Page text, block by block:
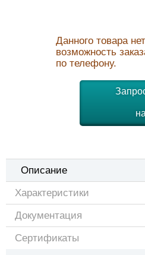
Данного товара
возможность
по телефону.
Описание
Характеристики
Документация
Сертификаты